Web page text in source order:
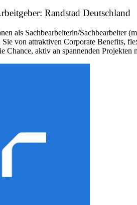
Randstad Deutschland
als Sachbearbeiterin/Sachbearbeiter
von attraktiven Corporate Benefits,
Chance, aktiv an spannenden